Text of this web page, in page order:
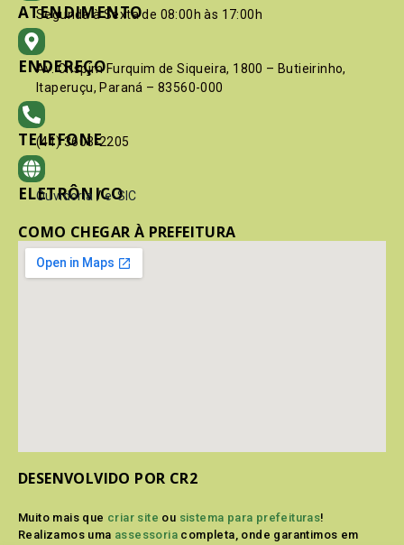
ATENDIMENTO
Segunda à Sexta de 08:00h às 17:00h
ENDEREÇO
Av. Crispim Furquim de Siqueira, 1800 – Butieirinho,
Itaperuçu, Paraná – 83560-000
TELEFONE
(41) 3603-2205
ELETRÔNICO
Ouvidoria / e-SIC
COMO CHEGAR À PREFEITURA
DESENVOLVIDO POR CR2
Muito mais que criar site ou sistema para prefeituras!
Realizamos uma assessoria completa, onde garantimos em